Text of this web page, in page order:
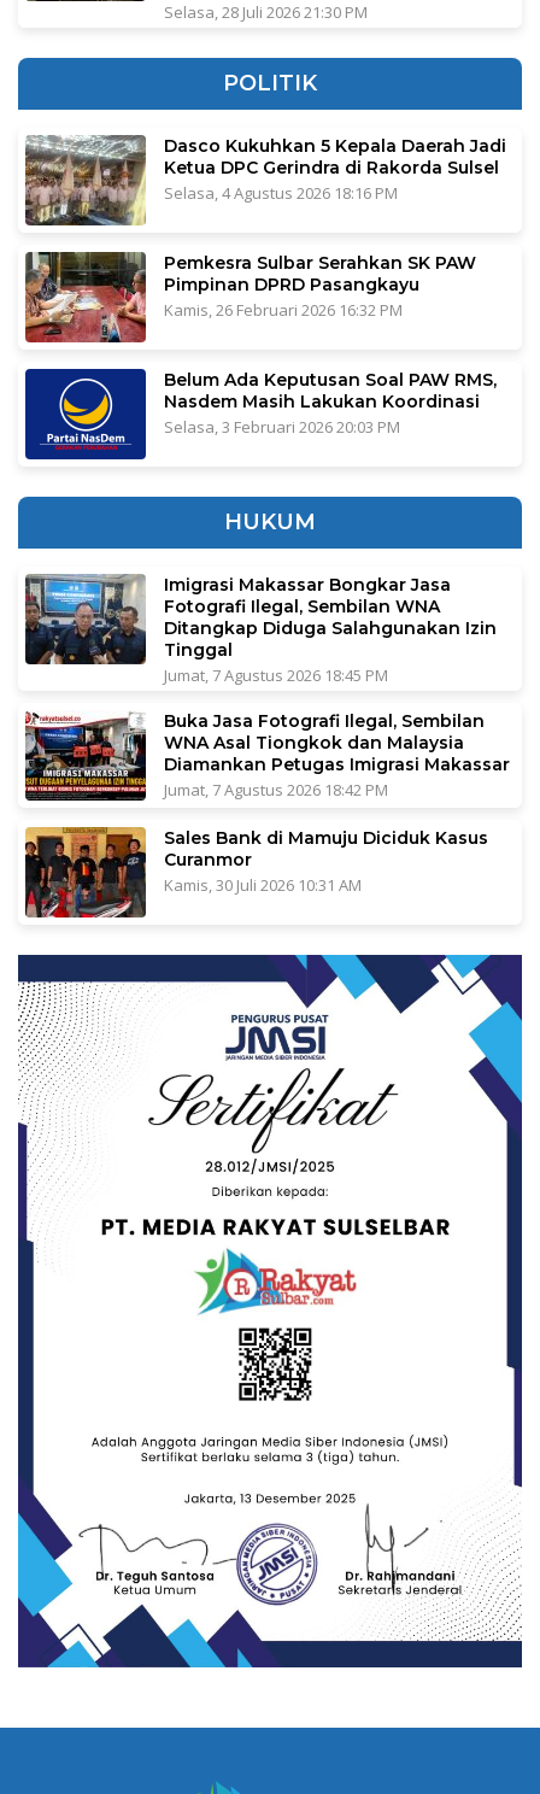
Selasa, 28 Juli 2026 21:30 PM
POLITIK
Dasco Kukuhkan 5 Kepala Daerah Jadi
Ketua DPC Gerindra di Rakorda Sulsel
Selasa, 4 Agustus 2026 18:16 PM
Pemkesra Sulbar Serahkan SK PAW
Pimpinan DPRD Pasangkayu
Kamis, 26 Februari 2026 16:32 PM
Belum Ada Keputusan Soal PAW RMS,
Nasdem Masih Lakukan Koordinasi
Selasa, 3 Februari 2026 20:03 PM
HUKUM
Imigrasi Makassar Bongkar Jasa
Fotografi Ilegal, Sembilan WNA
Ditangkap Diduga Salahgunakan Izin
Tinggal
Jumat, 7 Agustus 2026 18:45 PM
Buka Jasa Fotografi Ilegal, Sembilan
WNA Asal Tiongkok dan Malaysia
Diamankan Petugas Imigrasi Makassar
Jumat, 7 Agustus 2026 18:42 PM
Sales Bank di Mamuju Diciduk Kasus
Curanmor
Kamis, 30 Juli 2026 10:31 AM